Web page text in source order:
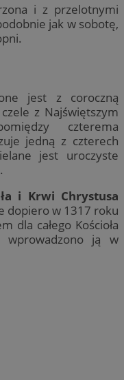
i z przelotnymi
jak w sobotę,
jest z coroczną
z Najświętszym
czterema
jedną z czterech
jest uroczyste
i Krwi Chrystusa
dopiero w 1317 roku
dla całego Kościoła
wprowadzono ją w